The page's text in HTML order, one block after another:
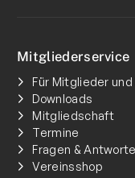
Mitgliederservice
Für Mitglieder
Downloads
Mitgliedschaft
Termine
Fragen &
Vereinsshop